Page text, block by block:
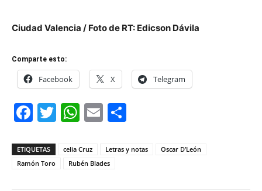
Ciudad Valencia / Foto de RT: Edicson Dávila
Comparte esto:
Facebook X Telegram
Facebook
Twitter
WhatsApp
Email
ETIQUETAS celia Cruz Letras y notas
Oscar D’León
Ramón Toro
Rubén Blades